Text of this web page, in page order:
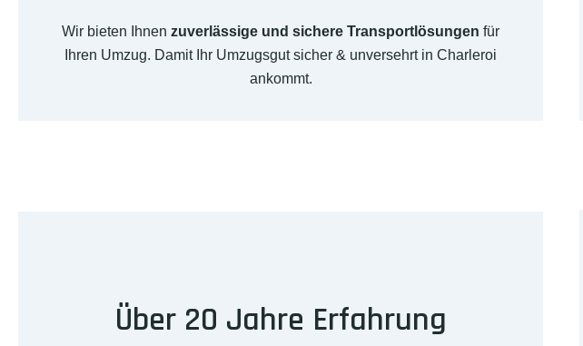
Wir bieten Ihnen zuverlässige und sichere Transportlösungen für
Ihren Umzug. Damit Ihr Umzugsgut sicher & unversehrt in Charleroi
ankommt.
Über 20 Jahre Erfahrung